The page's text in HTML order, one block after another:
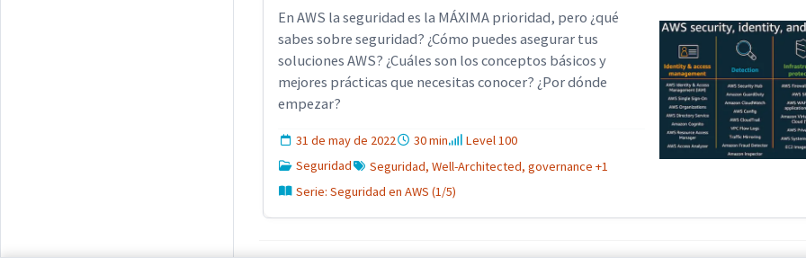
En AWS la seguridad es la MÁXIMA prioridad, pero ¿qué
sabes sobre seguridad? ¿Cómo puedes asegurar tus
soluciones AWS? ¿Cuáles son los conceptos básicos y
mejores prácticas que necesitas conocer? ¿Por dónde
empezar?
31 de may de 2022 30 min
Level 100
Seguridad
Seguridad, Well-Architected, governance +1
Serie: Seguridad en AWS (1/5)